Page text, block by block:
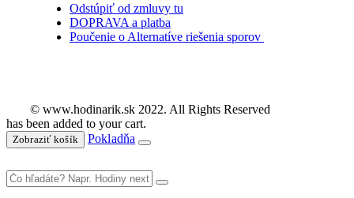
Odstúpiť od zmluvy tu
DOPRAVA a platba
Poučenie o Alternatíve riešenia sporov
© www.hodinarik.sk 2022. All Rights Reserved
has been added to your cart.
Zobraziť košík Pokladňa